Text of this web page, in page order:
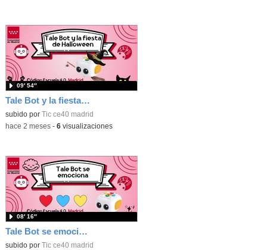
Tale Bot y la fiesta de Halloween
subido por Tic ce40 madrid
09′ 54″
-hace 2 meses- 6visualizaciones
Tale Bot se emociona
subido por Tic ce40 madrid
08′ 16″